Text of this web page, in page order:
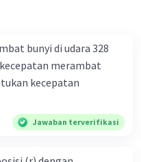
bunyi di udara 328
merambat
kecepatan
Jawaban terverifikasi